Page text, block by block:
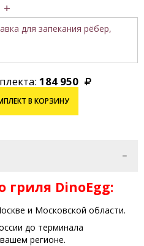
+
для запекания рёбер,
184 950
В КОРЗИНУ
гриля DinoEgg:
и Московской области.
до терминала
регионе.